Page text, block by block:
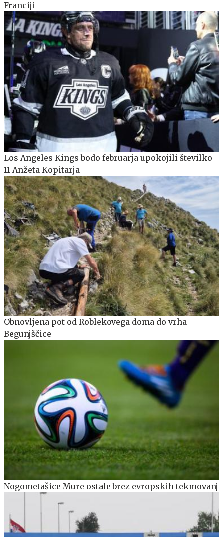
Franciji
Los Angeles Kings bodo februarja upokojili številko
11 Anžeta Kopitarja
Obnovljena pot od Roblekovega doma do vrha
Begunjščice
Nogometašice Mure ostale brez evropskih tekmovanj